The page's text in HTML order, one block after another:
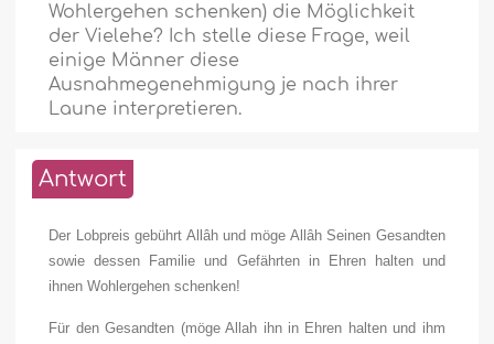
Wohlergehen schenken) die Möglichkeit
der Vielehe? Ich stelle diese Frage, weil
einige Männer diese
Ausnahmegenehmigung je nach ihrer
Laune interpretieren.
Antwort
Der Lobpreis gebührt Allâh und möge Allâh Seinen Gesandten
sowie dessen Familie und Gefährten in Ehren halten und
ihnen Wohlergehen schenken!
Für den Gesandten (möge Allah ihn in Ehren halten und ihm